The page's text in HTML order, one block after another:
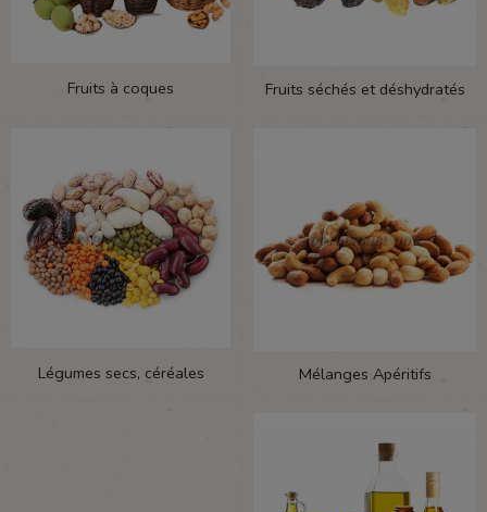
Fruits à coques Fruits séchés et déshydratés
Légumes secs, céréales Mélanges Apéritifs